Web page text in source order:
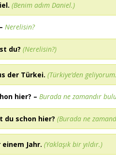
(Benim adım Daniel.)
– Nerelisin?
du? (Nerelisin?)
der Türkei. (Türkiye’den
hier? – Burada ne zamandır
du schon hier? (Burada ne
Jahr. (Yaklaşık bir yıldır.)